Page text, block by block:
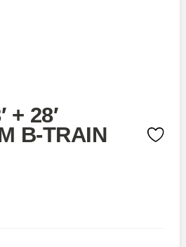
+ 28′
B-TRAIN